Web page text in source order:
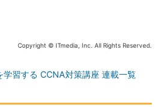
Copyright © ITmedia, Inc. All Rights Reserved.
学習する CCNA対策講座 連載一覧